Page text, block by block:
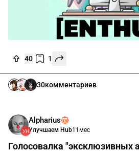
40 1
30комментариев
Alpharius
Улучшаем Hub11мес
Голосовалка "эксклюзивных